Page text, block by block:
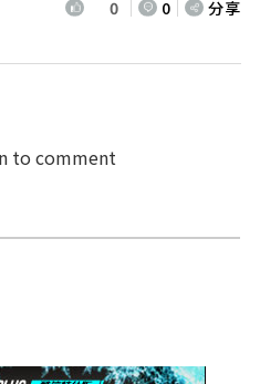
0 0 分享
to comment